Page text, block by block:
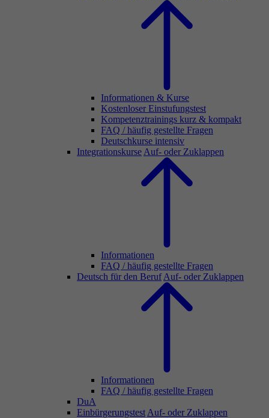
Informationen & Kurse
Kostenloser Einstufungstest
Kompetenztrainings kurz & kompakt
FAQ / häufig gestellte Fragen
Deutschkurse intensiv
Integrationskurse Auf- oder Zuklappen
Informationen
FAQ / häufig gestellte Fragen
Deutsch für den Beruf Auf- oder Zuklappen
Informationen
FAQ / häufig gestellte Fragen
DuA
Einbürgerungstest Auf- oder Zuklappen